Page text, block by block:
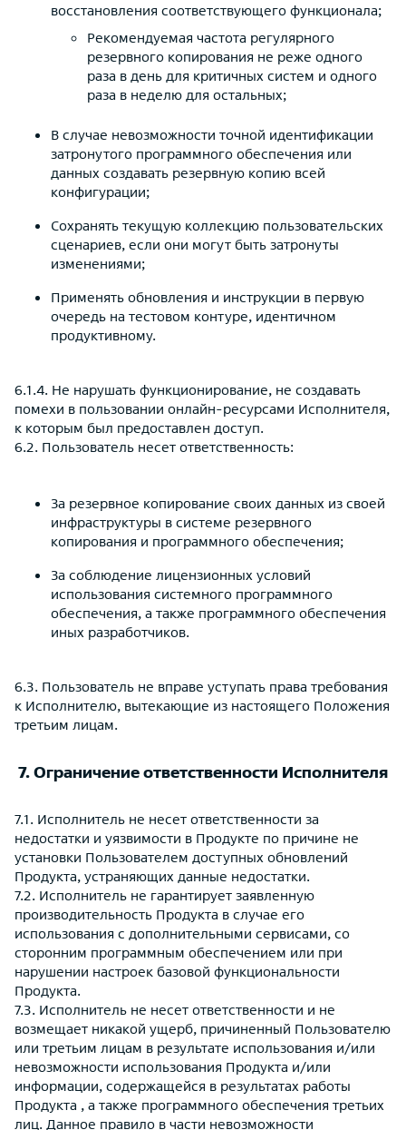
восстановления соответствующего функционала;
Рекомендуемая частота регулярного
резервного копирования не реже одного
раза в день для критичных систем и одного
раза в неделю для остальных;
В случае невозможности точной идентификации
затронутого программного обеспечения или
данных создавать резервную копию всей
конфигурации;
Сохранять текущую коллекцию пользовательских
сценариев, если они могут быть затронуты
изменениями;
Применять обновления и инструкции в первую
очередь на тестовом контуре, идентичном
продуктивному.
6.1.4. Не нарушать функционирование, не создавать
помехи в пользовании онлайн-ресурсами Исполнителя,
к которым был предоставлен доступ.
6.2. Пользователь несет ответственность:
За резервное копирование своих данных из своей
инфраструктуры в системе резервного
копирования и программного обеспечения;
За соблюдение лицензионных условий
использования системного программного
обеспечения, а также программного обеспечения
иных разработчиков.
6.3. Пользователь не вправе уступать права требования
к Исполнителю, вытекающие из настоящего Положения
третьим лицам.
7. Ограничение ответственности Исполнителя
7.1. Исполнитель не несет ответственности за
недостатки и уязвимости в Продукте по причине не
установки Пользователем доступных обновлений
Продукта, устраняющих данные недостатки.
7.2. Исполнитель не гарантирует заявленную
производительность Продукта в случае его
использования с дополнительными сервисами, со
сторонним программным обеспечением или при
нарушении настроек базовой функциональности
Продукта.
7.3. Исполнитель не несет ответственности и не
возмещает никакой ущерб, причиненный Пользователю
или третьим лицам в результате использования и/или
невозможности использования Продукта и/или
информации, содержащейся в результатах работы
Продукта , а также программного обеспечения третьих
лиц. Данное правило в части невозможности